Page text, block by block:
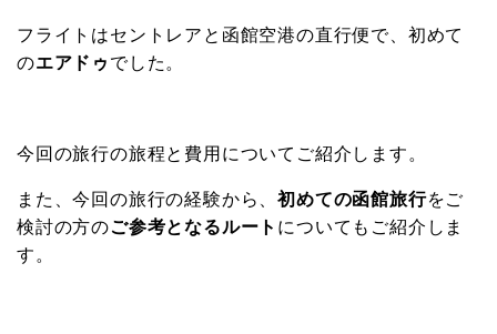
フライトはセントレアと函館空港の直行便で、初めて
のエアドゥ でした。
今回の旅行の旅程と費用についてご紹介します。
また、今回の旅行の経験から、初めての函館旅行をご
検討の方のご参考となるルート についてもご紹介しま
す。